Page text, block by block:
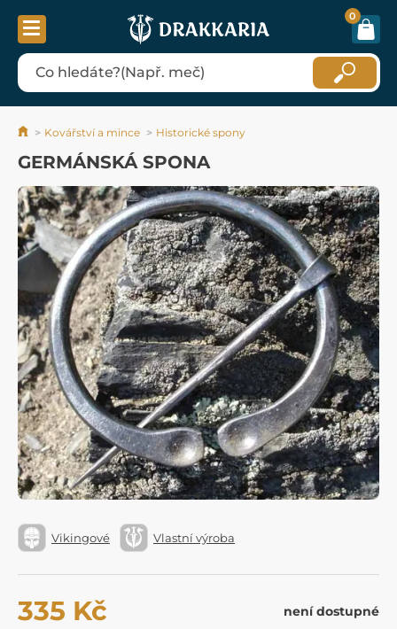
0
Kovářství a mince Historické spony
GERMÁNSKÁ SPONA
Vikingové Vlastní výroba
335 Kč není dostupné